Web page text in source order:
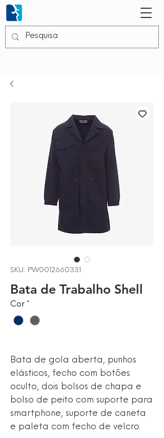
SKU: PW0012660331
Bata de Trabalho Shell
Cor *
Bata de gola aberta, punhos
elásticos, fecho com botões
oculto, dois bolsos de chapa e
bolso de peito com suporte para
smartphone, suporte de caneta
e paleta com fecho de velcro.